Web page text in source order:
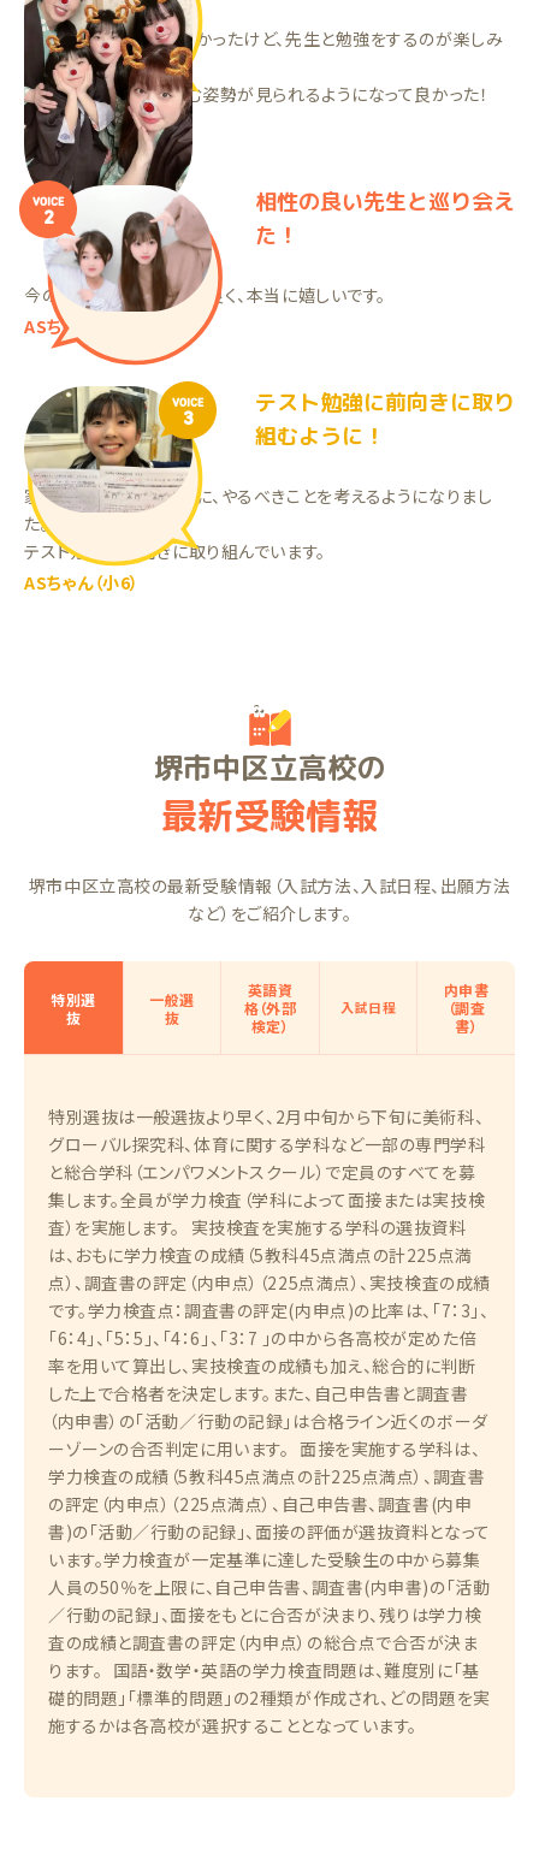
勉強の仕方が分からなかったけど、先生と勉強をするのが楽しみ
になった！
週1でも勉強に取り組む姿勢が見られるようになって良かった！
RIちゃん（中2）
VOICE
2
相性の良い先生と巡り会え
た！
今の先生ととても相性が良く、本当に嬉しいです。
ASちゃん（中2）
VOICE
3
テスト勉強に前向きに取り
組むように！
家庭教師の先生と一緒に、やるべきことを考えるようになりまし
た。
テスト勉強に前向きに取り組んでいます。
ASちゃん（小6）
堺市中区立高校の
最新受験情報
堺市中区立高校の最新受験情報（入試方法、入試日程、出願方法
など）をご紹介します。
特別選
抜
一般選
抜
英語資
格（外部
検定）
入試日程
内申書
（調査
書）
特別選抜は一般選抜より早く、2月中旬から下旬に美術科、
グローバル探究科、体育に関する学科など一部の専門学科
と総合学科（エンパワメントスクール）で定員のすべてを募
集します。全員が学力検査（学科によって面接または実技検
査）を実施します。 実技検査を実施する学科の選抜資料
は、おもに学力検査の成績（5教科45点満点の計225点満
点）、調査書の評定（内申点）（225点満点）、実技検査の成績
です。学力検査点：調査書の評定(内申点)の比率は、「7：3」、
「6：4」、「5：5」、「4：6」、「3：7 」の中から各高校が定めた倍
率を用いて算出し、実技検査の成績も加え、総合的に判断
した上で合格者を決定します。また、自己申告書と調査書
（内申書）の「活動／行動の記録」は合格ライン近くのボーダ
ーゾーンの合否判定に用います。 面接を実施する学科は、
学力検査の成績（5教科45点満点の計225点満点）、調査書
の評定（内申点）（225点満点）、自己申告書、調査書(内申
書)の「活動／行動の記録」、面接の評価が選抜資料となって
います。学力検査が一定基準に達した受験生の中から募集
人員の50％を上限に、自己申告書、調査書(内申書)の「活動
／行動の記録」、面接をもとに合否が決まり、残りは学力検
査の成績と調査書の評定（内申点）の総合点で合否が決ま
ります。 国語・数学・英語の学力検査問題は、難度別に「基
礎的問題」「標準的問題」の2種類が作成され、どの問題を実
施するかは各高校が選択することとなっています。